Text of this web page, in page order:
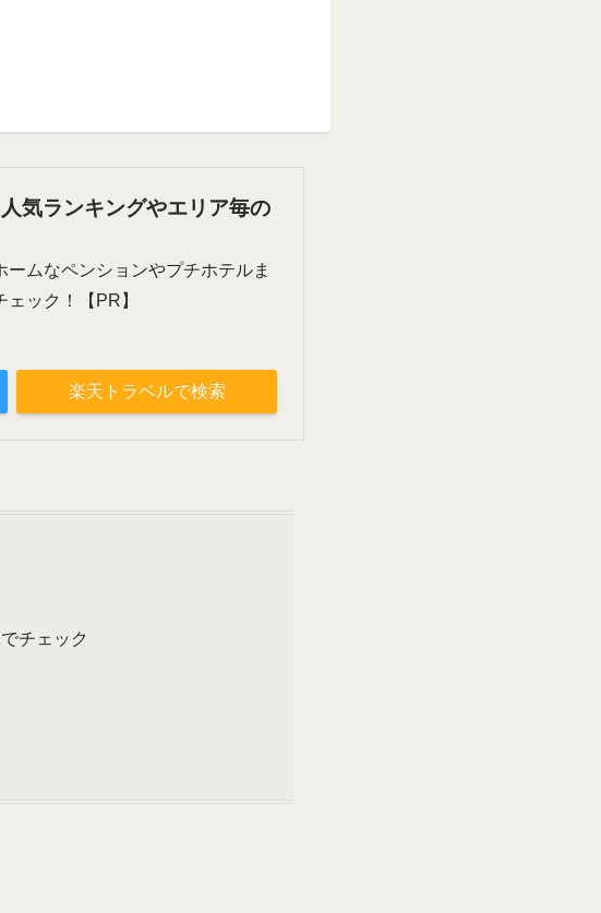
気ランキングやエリア毎の
ムなペンションやプチホテルま
ック！【PR】
楽天トラベルで検索
チェック